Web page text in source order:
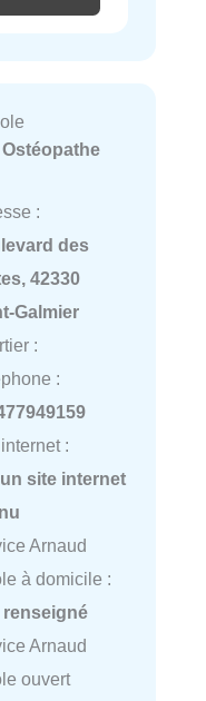
Ostéopathe
:
des
42330
Galmier
:
:
:
site internet
Arnaud
à domicile :
renseigné
Arnaud
ouvert